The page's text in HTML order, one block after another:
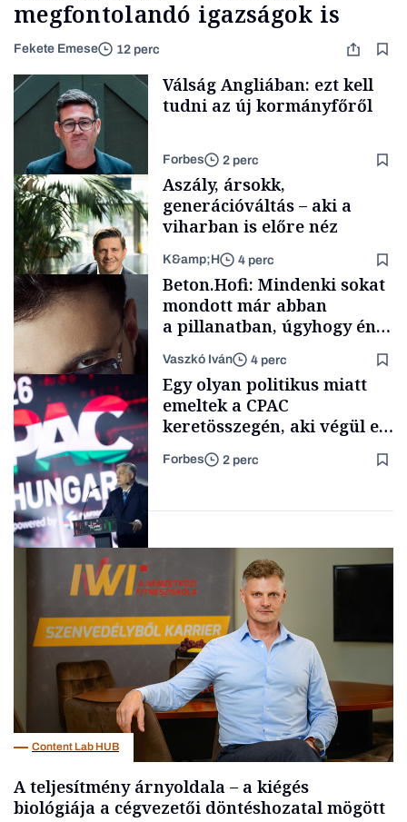
megfontolandó igazságok is
Fekete Emese 12 perc
Politika
Válság Angliában: ezt kell
tudni az új kormányfőről
Forbes 2 perc
TÁMOGATÓI
TARTALOM
Aszály, ársokk,
generációváltás – aki a
viharban is előre néz
K&amp;H 4 perc
Forbes-sztori
Beton.Hofi: Mindenki sokat
mondott már abban
a pillanatban, úgyhogy én
a legsarkosabb
gondolataimat akartam
kimondani
Vaszkó Iván 4 perc
Egy olyan politikus miatt
emeltek a CPAC
keretösszegén, aki végül el
sem jött a Fidesz egyik
kedvenc rendezvényére
Forbes 2 perc
Content Lab HUB
A teljesítmény árnyoldala – a kiégés
biológiája a cégvezetői döntéshozatal mögött